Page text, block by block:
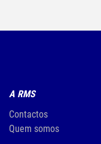
A RMS
Contactos
Quem somos